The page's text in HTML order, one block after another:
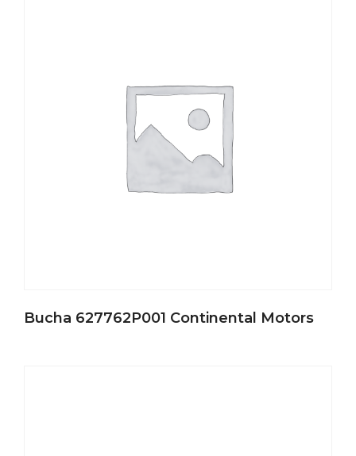
Bucha 627762P001 Continental Motors